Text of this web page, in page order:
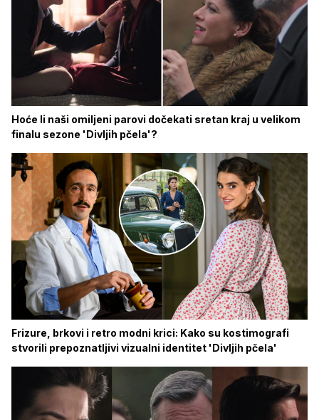
Hoće li naši omiljeni parovi dočekati sretan kraj u velikom
finalu sezone 'Divljih pčela'?
Frizure, brkovi i retro modni krici: Kako su kostimografi
stvorili prepoznatljivi vizualni identitet 'Divljih pčela'